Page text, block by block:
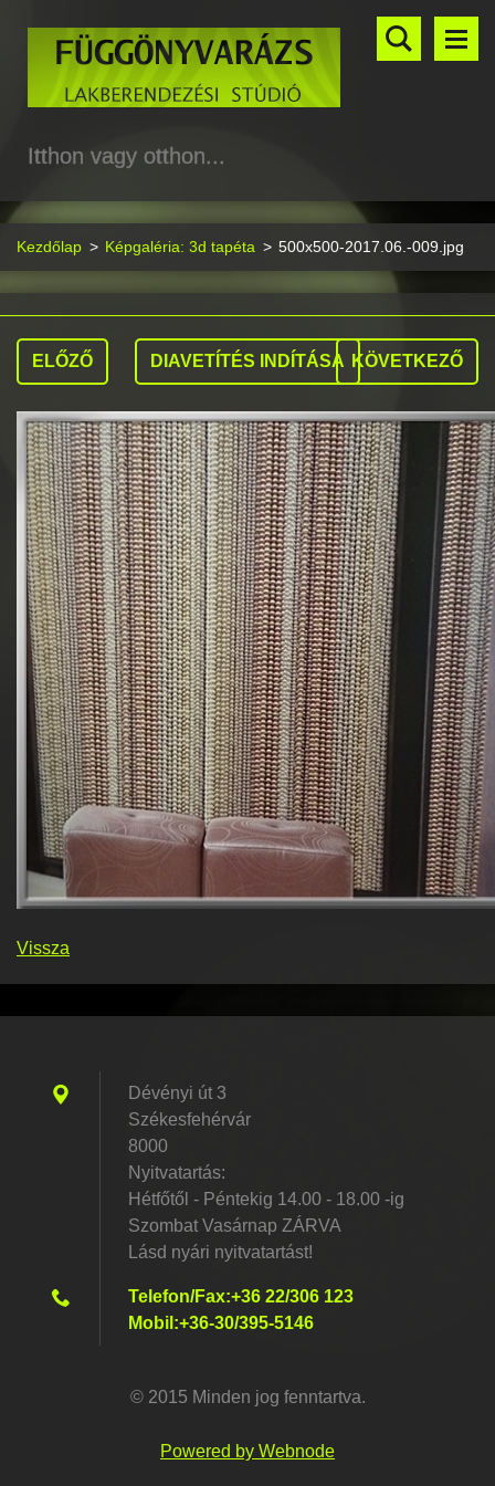
Itthon vagy otthon...
Kezdőlap > Képgaléria: 3d tapéta > 500x500-2017.06.-009.jpg
ELŐZŐ DIAVETÍTÉS INDÍTÁSA KÖVETKEZŐ
Vissza
Dévényi út 3
Székesfehérvár
8000
Nyitvatartás:
Hétfőtől - Péntekig 14.00 - 18.00 -ig
Szombat Vasárnap ZÁRVA
Lásd nyári nyitvatartást!
Telefon/Fax:+36 22/306 123
Mobil:+36-30/395-5146
© 2015 Minden jog fenntartva.
Powered by Webnode